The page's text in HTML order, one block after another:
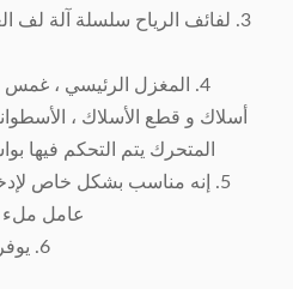
3. لفائف الرياح سلسلة آلة
4. المغزل الرئيسي ، غمس
أسلاك و قطع الأسلاك ،
المتحرك يتم التحكم فيها
5. إنه مناسب بشكل خاص
عامل ملء
6. يوفر العمل و لديه كفاءة عالية.